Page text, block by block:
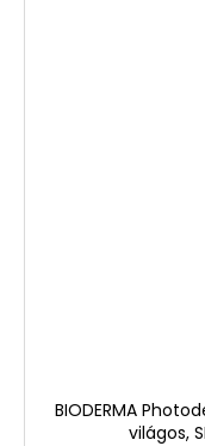
BIODERMA
világos,